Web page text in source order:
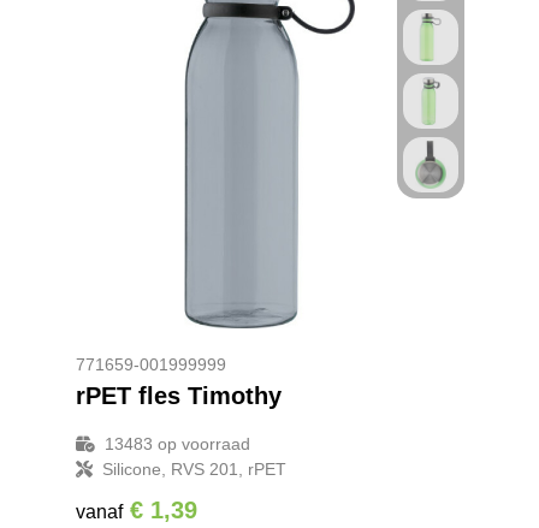
771659-001999999
rPET fles Timothy
13483 op voorraad
Silicone, RVS 201, rPET
vanaf € 1,39